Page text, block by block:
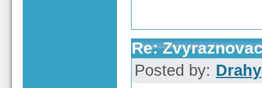
Re:
Posted by: Drahy